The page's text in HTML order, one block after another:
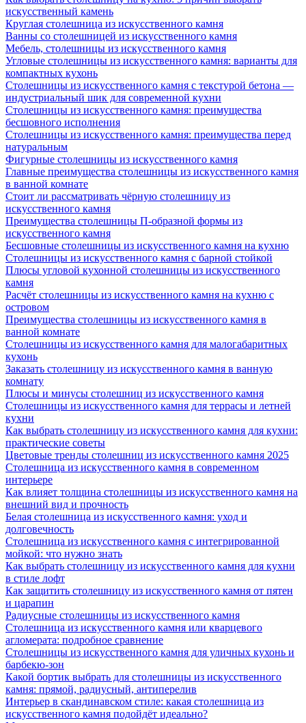
искусственный камень
Круглая столешница из искусственного камня
Ванны со столешницей из искусственного камня
Мебель, столешницы из искусственного камня
Угловые столешницы из искусственного камня: варианты для
компактных кухонь
Столешницы из искусственного камня с текстурой бетона —
индустриальный шик для современной кухни
Столешницы из искусственного камня: преимущества
бесшовного исполнения
Столешницы из искусственного камня: преимущества перед
натуральным
Фигурные столешницы из искусственного камня
Главные преимущества столешницы из искусственного камня
в ванной комнате
Стоит ли рассматривать чёрную столешницу из
искусственного камня
Преимущества столешницы П-образной формы из
искусственного камня
Бесшовные столешницы из искусственного камня на кухню
Столешницы из искусственного камня с барной стойкой
Плюсы угловой кухонной столешницы из искусственного
камня
Расчёт столешницы из искусственного камня на кухню с
островом
Преимущества столешницы из искусственного камня в
ванной комнате
Столешницы из искусственного камня для малогабаритных
кухонь
Заказать столешницу из искусственного камня в ванную
комнату
Плюсы и минусы столешниц из искусственного камня
Столешницы из искусственного камня для террасы и летней
кухни
Как выбрать столешницу из искусственного камня для кухни:
практические советы
Цветовые тренды столешниц из искусственного камня 2025
Столешница из искусственного камня в современном
интерьере
Как влияет толщина столешницы из искусственного камня на
внешний вид и прочность
Белая столешница из искусственного камня: уход и
долговечность
Столешница из искусственного камня с интегрированной
мойкой: что нужно знать
Как выбрать столешницу из искусственного камня для кухни
в стиле лофт
Как защитить столешницу из искусственного камня от пятен
и царапин
Радиусные столешницы из искусственного камня
Столешница из искусственного камня или кварцевого
агломерата: подробное сравнение
Столешницы из искусственного камня для уличных кухонь и
барбекю-зон
Какой бортик выбрать для столешницы из искусственного
камня: прямой, радиусный, антиперелив
Интерьер в скандинавском стиле: какая столешница из
искусственного камня подойдёт идеально?